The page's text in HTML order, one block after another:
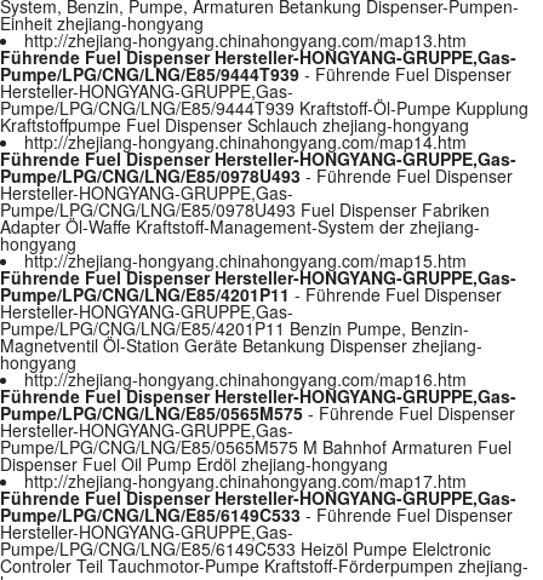
System, Benzin, Pumpe, Armaturen Betankung Dispenser-Pumpen-
Einheit zhejiang-hongyang
http://zhejiang-hongyang.chinahongyang.com/map13.htm
Führende Fuel Dispenser Hersteller-HONGYANG-GRUPPE,Gas-
Pumpe/LPG/CNG/LNG/E85/9444T939 - Führende Fuel Dispenser
Hersteller-HONGYANG-GRUPPE,Gas-
Pumpe/LPG/CNG/LNG/E85/9444T939 Kraftstoff-Öl-Pumpe Kupplung
Kraftstoffpumpe Fuel Dispenser Schlauch zhejiang-hongyang
http://zhejiang-hongyang.chinahongyang.com/map14.htm
Führende Fuel Dispenser Hersteller-HONGYANG-GRUPPE,Gas-
Pumpe/LPG/CNG/LNG/E85/0978U493 - Führende Fuel Dispenser
Hersteller-HONGYANG-GRUPPE,Gas-
Pumpe/LPG/CNG/LNG/E85/0978U493 Fuel Dispenser Fabriken
Adapter Öl-Waffe Kraftstoff-Management-System der zhejiang-
hongyang
http://zhejiang-hongyang.chinahongyang.com/map15.htm
Führende Fuel Dispenser Hersteller-HONGYANG-GRUPPE,Gas-
Pumpe/LPG/CNG/LNG/E85/4201P11 - Führende Fuel Dispenser
Hersteller-HONGYANG-GRUPPE,Gas-
Pumpe/LPG/CNG/LNG/E85/4201P11 Benzin Pumpe, Benzin-
Magnetventil Öl-Station Geräte Betankung Dispenser zhejiang-
hongyang
http://zhejiang-hongyang.chinahongyang.com/map16.htm
Führende Fuel Dispenser Hersteller-HONGYANG-GRUPPE,Gas-
Pumpe/LPG/CNG/LNG/E85/0565M575 - Führende Fuel Dispenser
Hersteller-HONGYANG-GRUPPE,Gas-
Pumpe/LPG/CNG/LNG/E85/0565M575 M Bahnhof Armaturen Fuel
Dispenser Fuel Oil Pump Erdöl zhejiang-hongyang
http://zhejiang-hongyang.chinahongyang.com/map17.htm
Führende Fuel Dispenser Hersteller-HONGYANG-GRUPPE,Gas-
Pumpe/LPG/CNG/LNG/E85/6149C533 - Führende Fuel Dispenser
Hersteller-HONGYANG-GRUPPE,Gas-
Pumpe/LPG/CNG/LNG/E85/6149C533 Heizöl Pumpe Elelctronic
Controler Teil Tauchmotor-Pumpe Kraftstoff-Förderpumpen zhejiang-